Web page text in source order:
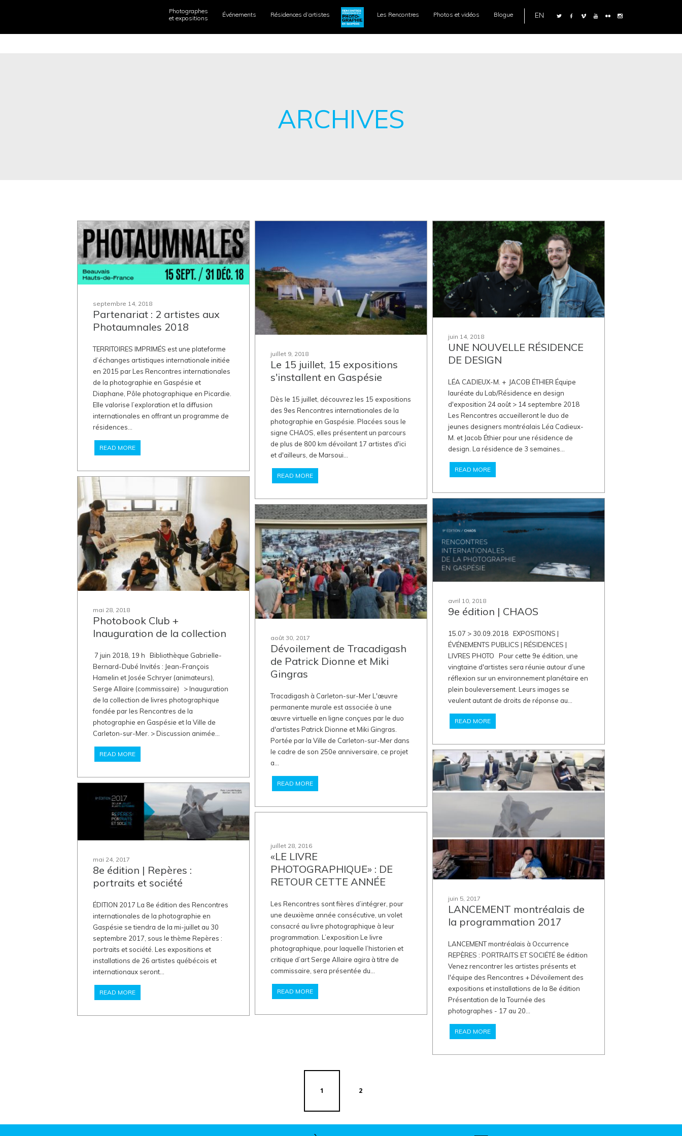
Photographes
et expositions
Événements Résidences d’artistes Les Rencontres Photos et vidéos Blogue EN
ARCHIVES
septembre 14, 2018
Partenariat : 2 artistes aux
Photaumnales 2018
TERRITOIRES IMPRIMÉS est une plateforme
d’échanges artistiques internationale initiée
en 2015 par Les Rencontres internationales
de la photographie en Gaspésie et
Diaphane, Pôle photographique en Picardie.
Elle valorise l’exploration et la diffusion
internationales en offrant un programme de
résidences...
READ MORE
juillet 9, 2018
Le 15 juillet, 15 expositions
s'installent en Gaspésie
Dès le 15 juillet, découvrez les 15 expositions
des 9es Rencontres internationales de la
photographie en Gaspésie. Placées sous le
signe CHAOS, elles présentent un parcours
de plus de 800 km dévoilant 17 artistes d'ici
et d'ailleurs, de Marsoui...
READ MORE
juin 14, 2018
UNE NOUVELLE RÉSIDENCE
DE DESIGN
LÉA CADIEUX-M. + JACOB ÉTHIER Équipe
lauréate du Lab/Résidence en design
d'exposition 24 août > 14 septembre 2018
Les Rencontres accueilleront le duo de
jeunes designers montréalais Léa Cadieux-
M. et Jacob Éthier pour une résidence de
design. La résidence de 3 semaines...
READ MORE
mai 28, 2018
Photobook Club +
Inauguration de la collection
7 juin 2018, 19 h Bibliothèque Gabrielle-
Bernard-Dubé Invités : Jean-François
Hamelin et Josée Schryer (animateurs),
Serge Allaire (commissaire) > Inauguration
de la collection de livres photographique
fondée par les Rencontres de la
photographie en Gaspésie et la Ville de
Carleton-sur-Mer. > Discussion animée...
READ MORE
avril 10, 2018
9e édition | CHAOS
15.07 > 30.09.2018 EXPOSITIONS |
ÉVÉNEMENTS PUBLICS | RÉSIDENCES |
LIVRES PHOTO Pour cette 9e édition, une
vingtaine d'artistes sera réunie autour d’une
réflexion sur un environnement planétaire en
plein bouleversement. Leurs images se
veulent autant de droits de réponse au...
READ MORE
août 30, 2017
Dévoilement de Tracadigash
de Patrick Dionne et Miki
Gingras
Tracadigash à Carleton-sur-Mer L'œuvre
permanente murale est associée à une
œuvre virtuelle en ligne conçues par le duo
d'artistes Patrick Dionne et Miki Gingras.
Portée par la Ville de Carleton-sur-Mer dans
le cadre de son 250e anniversaire, ce projet
a...
READ MORE
juin 5, 2017
LANCEMENT montréalais de
la programmation 2017
LANCEMENT montréalais à Occurrence
REPÈRES : PORTRAITS ET SOCIÉTÉ 8e édition
Venez rencontrer les artistes présents et
l'équipe des Rencontres + Dévoilement des
expositions et installations de la 8e édition
Présentation de la Tournée des
photographes - 17 au 20...
READ MORE
mai 24, 2017
8e édition | Repères :
portraits et société
ÉDITION 2017 La 8e édition des Rencontres
internationales de la photographie en
Gaspésie se tiendra de la mi-juillet au 30
septembre 2017, sous le thème Repères :
portraits et société. Les expositions et
installations de 26 artistes québécois et
internationaux seront...
READ MORE
juillet 28, 2016
«LE LIVRE
PHOTOGRAPHIQUE» : DE
RETOUR CETTE ANNÉE
Les Rencontres sont fières d’intégrer, pour
une deuxième année consécutive, un volet
consacré au livre photographique à leur
programmation. L’exposition Le livre
photographique, pour laquelle l’historien et
critique d’art Serge Allaire agira à titre de
commissaire, sera présentée du...
READ MORE
1 2